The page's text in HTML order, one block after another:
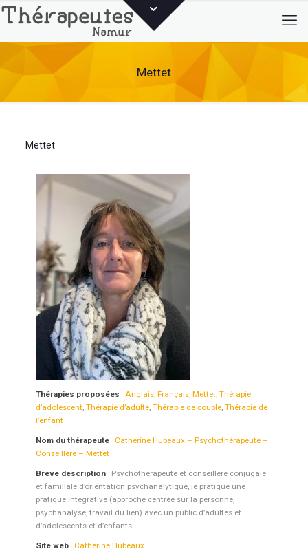
Mettet
Mettet
Nom du thérapeute Catherine Hubeaux – Psychothérapeute –
Conseillère – Mettet
Thérapies proposées Anglais, Français, Mettet, Thérapie
d’adolescent, Thérapie d’adulte, Thérapie de couple, Thérapie de
l’enfant
Brève description
Psychothérapeute et conseillère conjugale
et familiale d’orientation psychanalytique, je pratique une
pratique intégrative (approche centrée sur la personne,
psychanalyse, travail du lien) avec un public d’adultes et
d’adolescents et d’enfants.
Site web Catherine Hubeaux